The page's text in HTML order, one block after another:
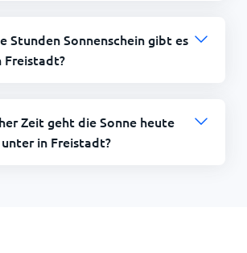
Stunden Sonnenschein gibt es
Freistadt?
Zeit geht die Sonne heute
in Freistadt?